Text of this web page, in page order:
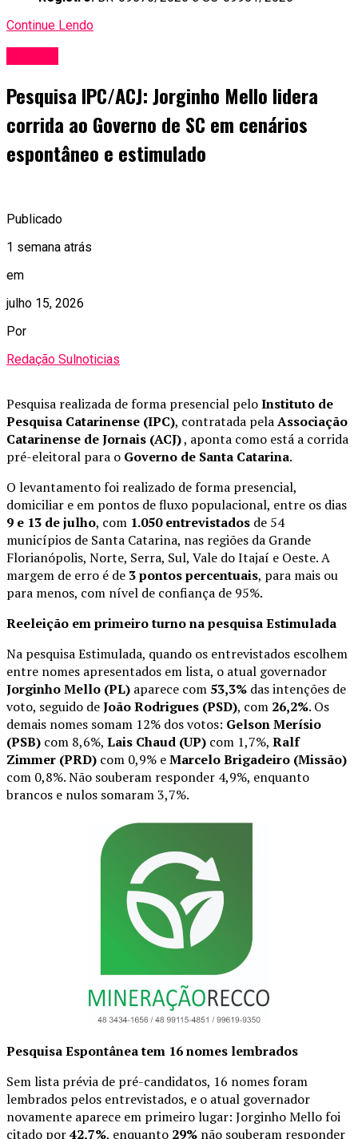
Continue Lendo
Pesquisa IPC/ACJ: Jorginho Mello lidera
corrida ao Governo de SC em cenários
espontâneo e estimulado
Publicado
1 semana atrás
em
julho 15, 2026
Por
Redação Sulnoticias
Pesquisa realizada de forma presencial peloInstituto de
Pesquisa Catarinense (IPC), contratada pelaAssociação
Catarinense de Jornais (ACJ), aponta como está a corrida
pré-eleitoral para o Governo de Santa Catarina.
O levantamento foi realizado de forma presencial,
domiciliar e em pontos de fluxo populacional, entre os dias
9 e 13 de julho, com 1.050 entrevistados de 54
municípios de Santa Catarina, nas regiões da Grande
Florianópolis, Norte, Serra, Sul, Vale do Itajaí e Oeste. A
margem de erro é de 3 pontos percentuais, para mais ou
para menos, com nível de confiança de 95%.
Reeleição em primeiro turno na pesquisa Estimulada
Na pesquisa Estimulada, quando os entrevistados escolhem
entre nomes apresentados em lista, o atual governador
Jorginho Mello (PL) aparece com 53,3% das intenções de
voto, seguido deJoão Rodrigues (PSD), com 26,2%. Os
demais nomes somam 12% dos votos: Gelson Merísio
(PSB) com 8,6%, Lais Chaud (UP) com 1,7%, Ralf
Zimmer (PRD) com 0,9% eMarcelo Brigadeiro (Missão)
com 0,8%. Não souberam responder 4,9%, enquanto
brancos e nulos somaram 3,7%.
Pesquisa Espontânea tem 16 nomes lembrados
Sem lista prévia de pré-candidatos, 16 nomes foram
lembrados pelos entrevistados, e o atual governador
novamente aparece em primeiro lugar: Jorginho Mello foi
citado por42,7%, enquanto 29% não souberam responder